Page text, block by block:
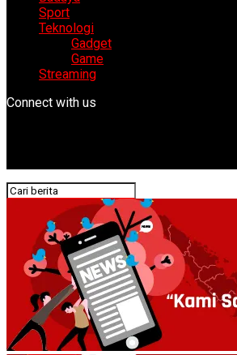
Sport
Teknologi
Gadget
Game
Streaming
Connect with us